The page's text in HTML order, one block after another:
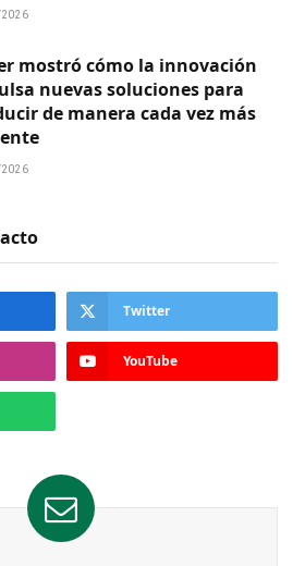
mostró cómo la innovación
nuevas soluciones para
de manera cada vez más
Twitter
YouTube